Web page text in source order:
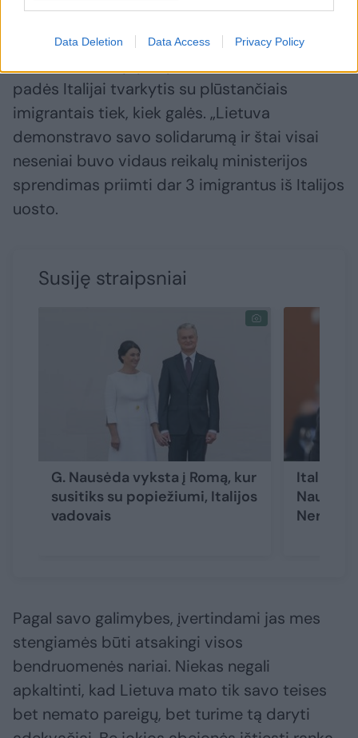
Data Deletion Data Access Privacy Policy
V.Putino režimą kritikavo šalies vadovas.
padės Italijai tvarkytis su plūstančiais
imigrantais tiek, kiek galės. „Lietuva
demonstravo savo solidarumą ir štai visai
neseniai buvo vidaus reikalų ministerijos
sprendimas priimti dar 3 imigrantus iš Italijos
uosto.
Susiję straipsniai
G. Nausėda vyksta į Romą, kur
susitiks su popiežiumi, Italijos
vadovais
Italijoje
Pagal savo galimybes, įvertindami jas mes
stengiamės būti atsakingi visos
bendruomenės nariai. Niekas negali
apkaltinti, kad Lietuva mato tik savo teises
bet nemato pareigų, bet turime tą daryti